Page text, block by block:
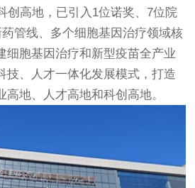
创高地，已引入1位诺奖、7位院
管线、多个细胞基因治疗领域核
细胞基因治疗和新型疫苗全产业
技、人才一体化发展模式，打造
地、人才高地和科创高地。